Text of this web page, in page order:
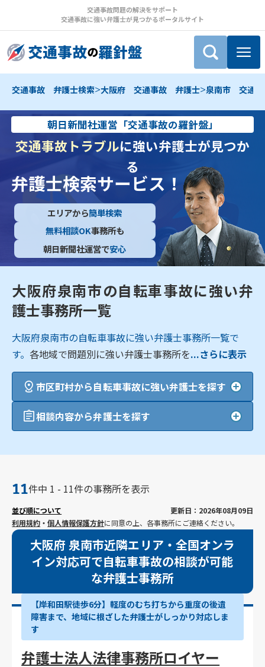
交通事故問題の解決をサポート
交通事故に強い弁護士が見つかるポータルサイト
交通事故 弁護士検索>大阪府 交通事故 弁護士>泉南市 交通
朝日新聞社運営「交通事故の羅針盤」
交通事故トラブルに強い弁護士が見つか
る
弁護士検索サービス！
エリアから簡単検索
無料相談OK事務所も
朝日新聞社運営で安心
大阪府泉南市の自転車事故に強い弁
護士事務所一覧
大阪府泉南市の自転車事故に強い弁護士事務所一覧で
す。各地域で問題別に強い弁護士事務所を...さらに表示
市区町村から自転車事故に強い弁護士を探す
相談内容から弁護士を探す
11件中 1 - 11件の事務所を表示
並び順について
更新日：2026年08月09日
利用規約 ・個人情報保護方針に同意の上、各事務所にご連絡ください。
大阪府 泉南市近隣エリア・全国オンラ
イン対応可で自転車事故の相談が可能
な弁護士事務所
【岸和田駅徒歩6分】軽度のむち打ちから重度の後遺
障害まで、地域に根ざした弁護士がしっかり対応しま
す
弁護士法人法律事務所ロイヤー